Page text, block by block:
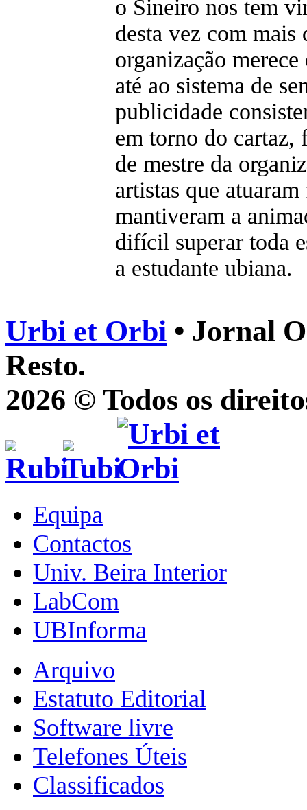
o Sineiro nos tem
desta vez com mais
organização
até ao sistema de
publicidade
em torno do cartaz,
de mestre da
artistas que
mantiveram a
difícil superar toda
a estudante ubiana.
Urbi et Orbi • Jornal
Resto.
2026 © Todos os
Equipa
Contactos
Univ. Beira Interior
LabCom
UBInforma
Arquivo
Estatuto Editorial
Software livre
Telefones Úteis
Classificados